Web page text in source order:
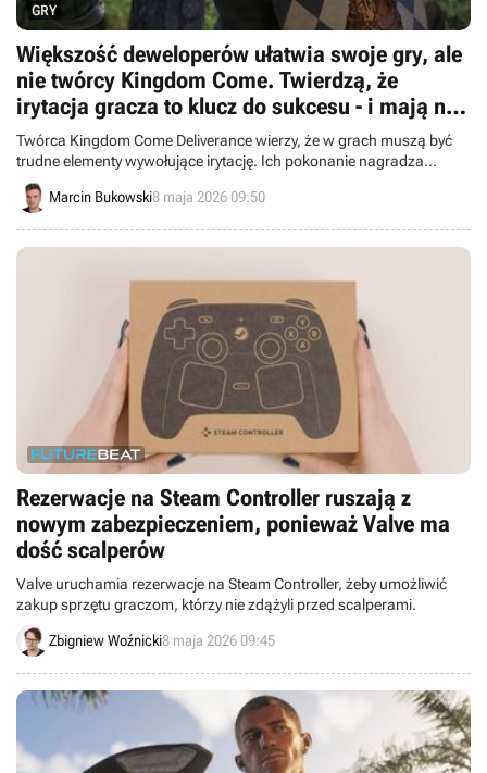
GRY
Większość deweloperów ułatwia swoje gry, ale
nie twórcy Kingdom Come. Twierdzą, że
irytacja gracza to klucz do sukcesu - i mają na
to dowody
Twórca Kingdom Come Deliverance wierzy, że w grach muszą być
trudne elementy wywołujące irytację. Ich pokonanie nagradza
graczy sporą satysfakcją.
Marcin Bukowski8 maja 2026 09:50
Rezerwacje na Steam Controller ruszają z
nowym zabezpieczeniem, ponieważ Valve ma
dość scalperów
Valve uruchamia rezerwacje na Steam Controller, żeby umożliwić
zakup sprzętu graczom, którzy nie zdążyli przed scalperami.
Zbigniew Woźnicki8 maja 2026 09:45